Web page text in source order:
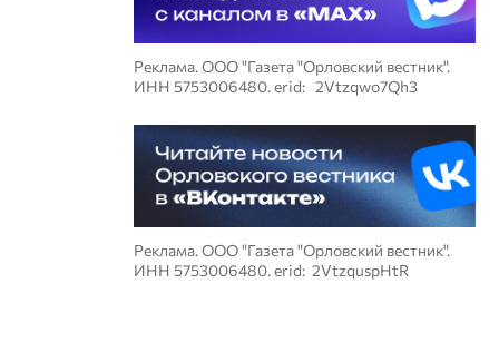
Реклама. ООО "Газета "Орловский вестник".
ИНН 5753006480. erid: 2Vtzqwo7Qh3
Реклама. ООО "Газета "Орловский вестник".
ИНН 5753006480. erid: 2VtzquspHtR